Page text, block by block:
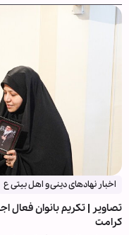
اخبار نهادهای دینی و اهل بیتی ع
تصاویر | تکریم بانوان فعال
کرامت